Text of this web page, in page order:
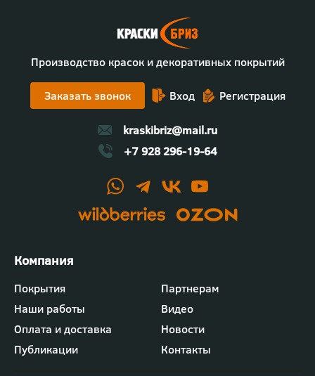
Производство красок и декоративных покрытий
Заказать звонок Вход Регистрация
kraskibriz@mail.ru
+7 928 296-19-64
Футер
-
меню
"Компания"
Покрытия
Партнерам
Наши работы
Видео
Оплата и доставка
Новости
Публикации
Контакты